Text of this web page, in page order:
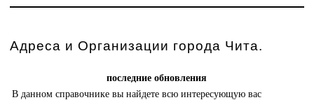
Адреса и Организации города Чита.
последние обновления
В данном справочнике вы найдете всю интересующую вас